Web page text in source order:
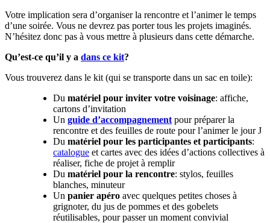
Votre implication sera d’organiser la rencontre et l’animer le temps
d’une soirée. Vous ne devrez pas porter tous les projets imaginés.
N’hésitez donc pas à vous mettre à plusieurs dans cette démarche.
Qu’est-ce qu’il y a dans ce kit?
Vous trouverez dans le kit (qui se transporte dans un sac en toile):
Du matériel pour inviter votre voisinage: affiche,
cartons d’invitation
Un guide d’accompagnement pour préparer la
rencontre et des feuilles de route pour l’animer le jour J
Du matériel pour les participantes et participants:
catalogue et cartes avec des idées d’actions collectives à
réaliser, fiche de projet à remplir
Du matériel pour la rencontre: stylos, feuilles
blanches, minuteur
Un panier apéro avec quelques petites choses à
grignoter, du jus de pommes et des gobelets
réutilisables, pour passer un moment convivial